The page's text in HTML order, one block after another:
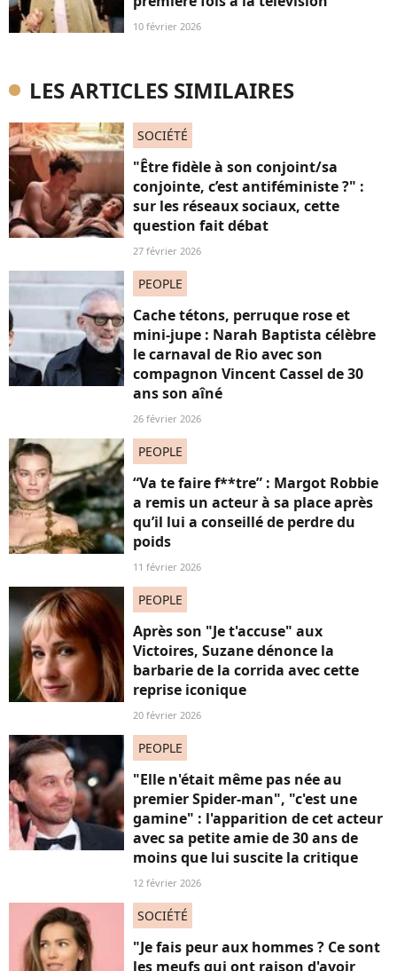
10 février 2026
LES ARTICLES SIMILAIRES
SOCIÉTÉ
"Être fidèle à son conjoint/sa
conjointe, c’est antiféministe ?" :
sur les réseaux sociaux, cette
question fait débat
27 février 2026
PEOPLE
Cache tétons, perruque rose et
mini-jupe : Narah Baptista célèbre
le carnaval de Rio avec son
compagnon Vincent Cassel de 30
ans son aîné
26 février 2026
PEOPLE
“Va te faire f**tre” : Margot Robbie
a remis un acteur à sa place après
qu’il lui a conseillé de perdre du
poids
11 février 2026
PEOPLE
Après son "Je t'accuse" aux
Victoires, Suzane dénonce la
barbarie de la corrida avec cette
reprise iconique
20 février 2026
PEOPLE
"Elle n'était même pas née au
premier Spider-man", "c'est une
gamine" : l'apparition de cet acteur
avec sa petite amie de 30 ans de
moins que lui suscite la critique
12 février 2026
SOCIÉTÉ
"Je fais peur aux hommes ? Ce sont
les meufs qui ont raison d'avoir